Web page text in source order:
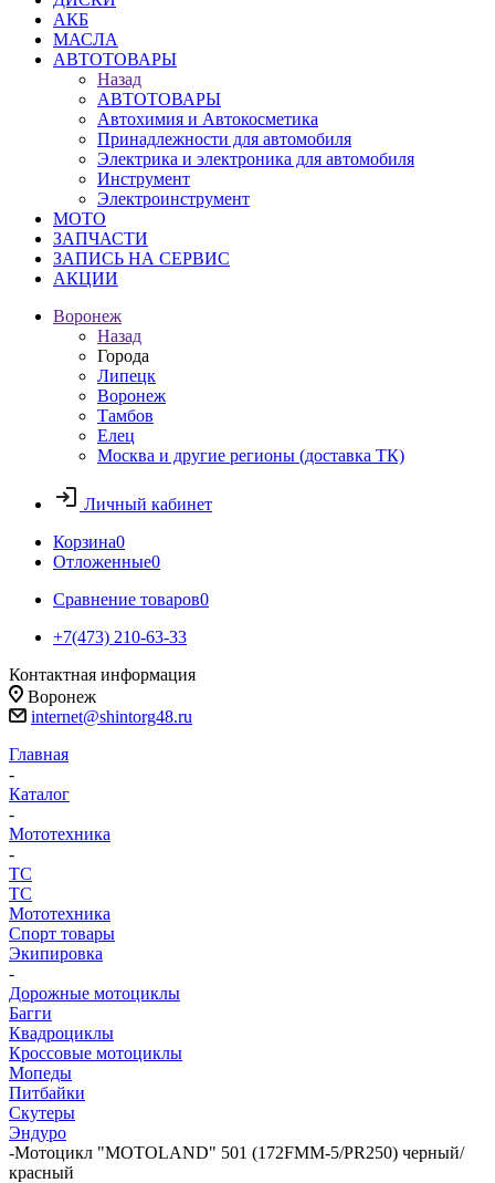
АКБ
МАСЛА
АВТОТОВАРЫ
Назад
АВТОТОВАРЫ
Автохимия и Автокосметика
Принадлежности для автомобиля
Электрика и электроника для автомобиля
Инструмент
Электроинструмент
МОТО
ЗАПЧАСТИ
ЗАПИСЬ НА СЕРВИС
АКЦИИ
Воронеж
Назад
Города
Липецк
Воронеж
Тамбов
Елец
Москва и другие регионы (доставка ТК)
Личный кабинет
Корзина0
Отложенные0
Сравнение товаров0
+7(473) 210-63-33
Контактная информация
Воронеж
internet@shintorg48.ru
Главная
-
Каталог
-
Мототехника
-
ТС
ТС
Мототехника
Спорт товары
Экипировка
-
Дорожные мотоциклы
Багги
Квадроциклы
Кроссовые мотоциклы
Мопеды
Питбайки
Скутеры
Эндуро
-Мотоцикл "MOTOLAND" 501 (172FMM-5/PR250) черный/
красный